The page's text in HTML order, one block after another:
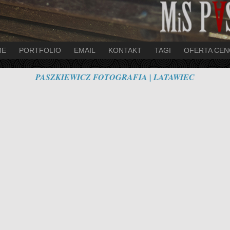
PORTFOLIO EMAIL KONTAKT TAGI OFERTA
PASZKIEWICZ FOTOGRAFIA | LATAWIEC